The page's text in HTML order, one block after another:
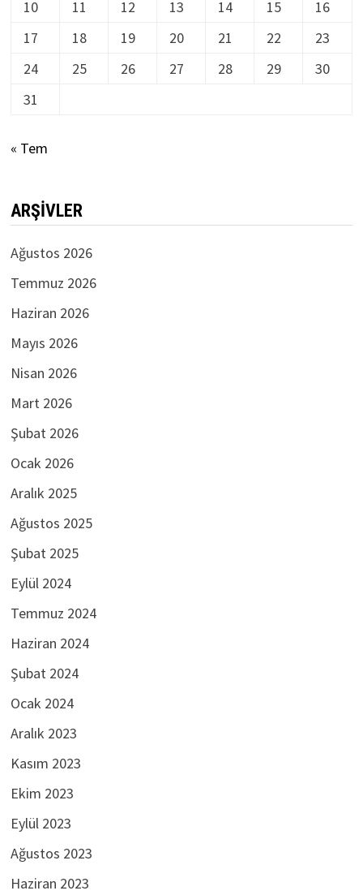
10
11 12 13 14 15
16
17
18 19 20 21 22
23
24
25 26 27 28 29
30
31
« Tem
ARŞIVLER
Ağustos 2026
Temmuz 2026
Haziran 2026
Mayıs 2026
Nisan 2026
Mart 2026
Şubat 2026
Ocak 2026
Aralık 2025
Ağustos 2025
Şubat 2025
Eylül 2024
Temmuz 2024
Haziran 2024
Şubat 2024
Ocak 2024
Aralık 2023
Kasım 2023
Ekim 2023
Eylül 2023
Ağustos 2023
Haziran 2023